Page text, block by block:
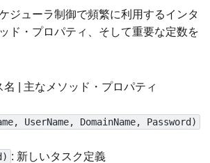
ジューラ制御で頻繁に利用するインタ
ド・プロパティ、そして重要な定数を
名 | 主なメソッド・プロパティ
UserName, DomainName, Password)
: 新しいタスク定義